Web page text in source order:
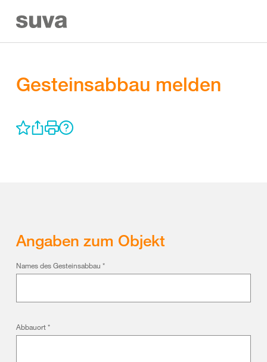
Gesteinsabbau melden
Angaben zum Objekt
Names des Gesteinsabbau *
Abbauort*